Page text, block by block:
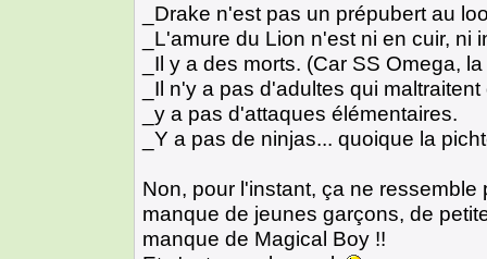
_Drake n'est pas un prépubert au
_L'amure du Lion n'est ni en cuir, ni
_Il y a des morts. (Car SS Omega,
_Il n'y a pas d'adultes qui
_y a pas d'attaques élémentaires.
_Y a pas de ninjas... quoique la
Non, pour l'instant, ça ne
manque de jeunes garçons, de
manque de Magical Boy !!